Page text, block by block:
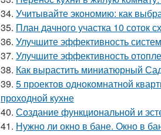
34. Учитывайте экономию: как
35. План дачного участка 10 соток
36. Улучшите эффективность
37. Улучшите эффективность
38. Как вырастить миниатюрный
39. 5 проектов однокомнатной
проходной кухне
40. Создание функциональной и
41. Нужно ли окно в бане. Окно в